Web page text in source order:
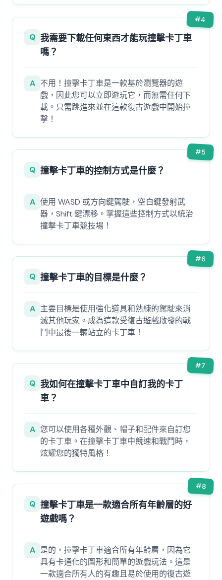
#4
Q 我需要下載任何東西才能玩撞擊卡丁車
嗎？
A 不用！撞擊卡丁車是一款基於瀏覽器的遊
戲，因此您可以立即遊玩它，而無需任何下
載。只需跳進來並在這款復古遊戲中開始撞
擊！
#5
Q 撞擊卡丁車的控制方式是什麼？
A 使用 WASD 或方向鍵駕駛，空白鍵發射武
器，Shift 鍵漂移。掌握這些控制方式以統治
撞擊卡丁車競技場！
#6
Q 撞擊卡丁車的目標是什麼？
A 主要目標是使用強化道具和熟練的駕駛來消
滅其他玩家。成為這款受復古遊戲啟發的戰
鬥中最後一輛站立的卡丁車！
#7
Q 我如何在撞擊卡丁車中自訂我的卡丁
車？
A 您可以使用各種外觀、帽子和配件來自訂您
的卡丁車。在撞擊卡丁車中競速和戰鬥時，
炫耀您的獨特風格！
#8
Q 撞擊卡丁車是一款適合所有年齡層的好
遊戲嗎？
A 是的，撞擊卡丁車適合所有年齡層，因為它
具有卡通化的圖形和簡單的遊戲玩法。這是
一款適合所有人的有趣且易於使用的復古遊